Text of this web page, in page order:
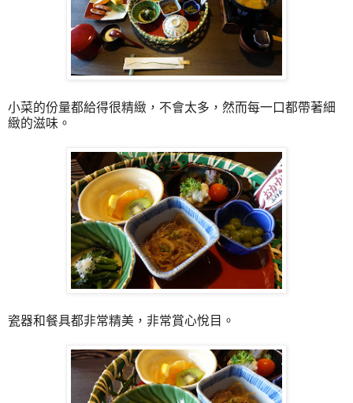
小菜的份量都給得很精緻，不會太多，然而每一口都帶著細
緻的滋味。
瓷器和餐具都非常精美，非常賞心悅目。